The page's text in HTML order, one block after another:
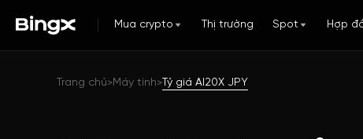
Mua crypto Thị trường Spot Hợp
Trang chủ>Máy tính> Tỷ giá AI20X JPY